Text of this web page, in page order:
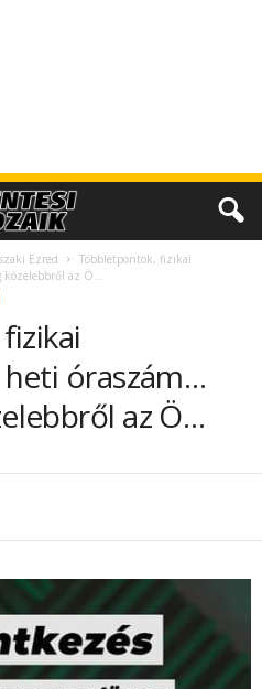
Ezred
Többletpontok, fizikai
közelebbről az Ö…
óraszám…
az Ö…